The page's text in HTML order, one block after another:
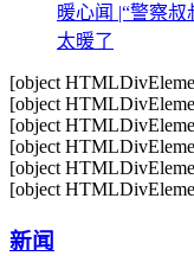
暖心闻 |“警察
太暖了
[object
[object
[object
[object
[object
[object
新闻